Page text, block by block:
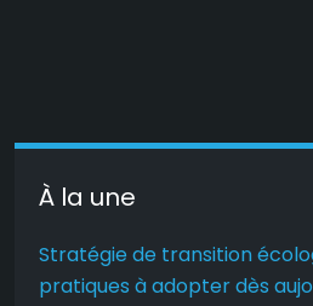
À la une
Stratégie de transition
pratiques à adopter dès